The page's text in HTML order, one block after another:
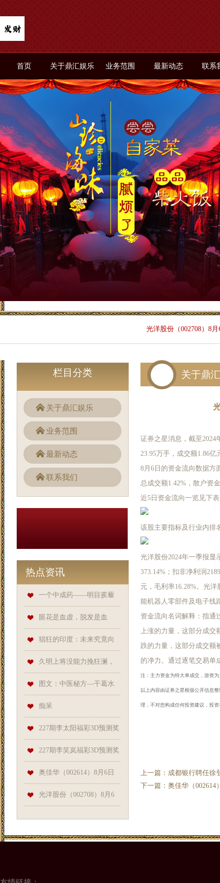
首页 关于鼎汇娱乐 业务范围 最新动态 联系
光洋股份（002708）8月
栏目分类
关于鼎汇娱乐
业务范围
最新动态
联系我们
热点资讯
一个中成药——明目蒺藜
丸，古老秘方神奇护眼之旅！
眼花是血虚，脱发是血
虚，手脚发麻也是血虚，送您3
个中成药，把气血
猖狂的印度：未来究竟向
何方扩张，将会是棋子还是弃
子？
久明上将没能力挽狂澜，
大家都看好的接班人，也要让
普京失望了？
图文：中医秘方—干葛水
剂：祛湿收干,止汗止痒。用于
多汗症汗疱疹,浸渍糜烂型足癣
等
痴呆
227期李太阳福彩3D预测奖
号：奇偶分析
227期李笑岚福彩3D预测奖
号：精选一注
奥佳华（002614）8月6日
主力资金净卖出129.90万元
光洋股份（002708）8月6
关于鼎
证券之星消息，截至2024
23.95万手，成交额1.86亿
8月6日的资金流向数据方
总成交额1.42%，散户资
近5日资金流向一览见下
该股主要指标及行业内排
光洋股份2024年一季报显
373.14%；扣非净利润
元，毛利率16.28%。光
能机器人零部件及电子线
资金流向名词解释：指通
上涨的力量，这部分成交
跌的力量，这部分成交额
的净力。通过逐笔交易单
注：主力资金为特大单成交，游资
以上内容由证券之星根据公开信息
理，不对您构成任何投资建议，投
上一篇： 成都银行聘任徐
下一篇： 奥佳华（002614